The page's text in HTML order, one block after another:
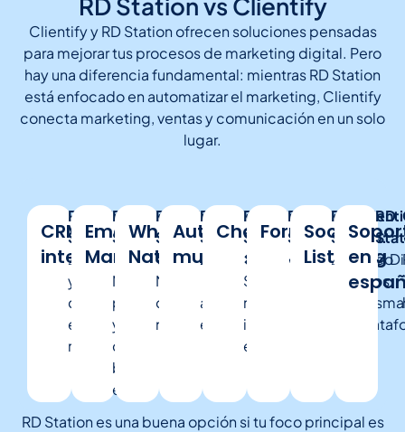
Clientify y RD Station ofrecen soluciones pensadas
para mejorar tus procesos de marketing digital. Pero
hay una diferencia fundamental: mientras RD Station
está enfocado en automatizar el marketing, Clientify
conecta marketing, ventas y comunicación en un solo
lugar.
CRM
integrado
RD
Station:
⚠ Básico
y
centrado
en
marketing
Clientify:
✔ Completo,
conectado
con
integrada
Email
Marketing
RD
Station:
✔
Muy
potente
y
con
buen
editor
Clientify:
✔Sí,
potente
automatizado
WhatsApp
Nativo
RD
Station:
✖
No
disponible
nativamente
Clientify:
✔Sí,
integración
con
meta
Automatizaciones
multicanal
RD
Station:
⚠️
Limitadas
a
email
Clientify:
✔
Email,
WhatsApp,
tareas,
CRM,
etc.
Chatbots
RD
Station:
✖
Solo
mediante
integraciones
externas
Clientify:
✔
Nativos
Formularios
RD
Station:
✔
Incluidos
Clientify:
✔Nativos
e
integrados
Social
Listening
RD
Station:
⚠ Básico
✔
En
la
misma
en
RD
✔
RD Station es una buena opción si tu foco principal es